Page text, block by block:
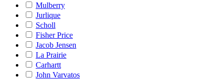
Mulberry
Jurlique
Scholl
Fisher Price
Jacob Jensen
La Prairie
Carhartt
John Varvatos